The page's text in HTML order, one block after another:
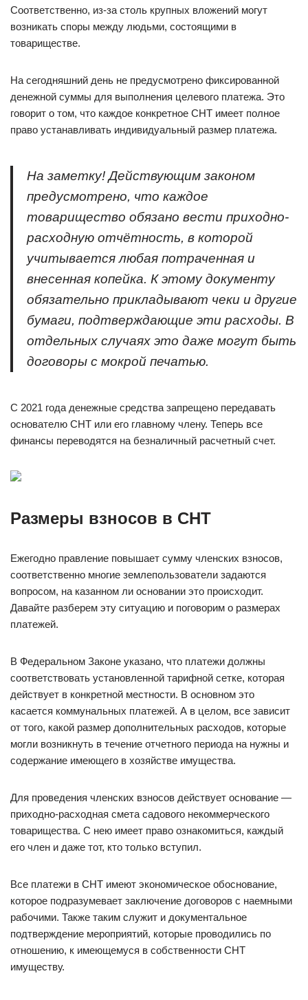
Соответственно, из-за столь крупных вложений могут
возникать споры между людьми, состоящими в
товариществе.
На сегодняшний день не предусмотрено фиксированной
денежной суммы для выполнения целевого платежа. Это
говорит о том, что каждое конкретное СНТ имеет полное
право устанавливать индивидуальный размер платежа.
На заметку! Действующим законом
предусмотрено, что каждое
товарищество обязано вести приходно-
расходную отчётность, в которой
учитывается любая потраченная и
внесенная копейка. К этому документу
обязательно прикладывают чеки и другие
бумаги, подтверждающие эти расходы. В
отдельных случаях это даже могут быть
договоры с мокрой печатью.
С 2021 года денежные средства запрещено передавать
основателю СНТ или его главному члену. Теперь все
финансы переводятся на безналичный расчетный счет.
Размеры взносов в СНТ
Ежегодно правление повышает сумму членских взносов,
соответственно многие землепользователи задаются
вопросом, на казанном ли основании это происходит.
Давайте разберем эту ситуацию и поговорим о размерах
платежей.
В Федеральном Законе указано, что платежи должны
соответствовать установленной тарифной сетке, которая
действует в конкретной местности. В основном это
касается коммунальных платежей. А в целом, все зависит
от того, какой размер дополнительных расходов, которые
могли возникнуть в течение отчетного периода на нужны и
содержание имеющего в хозяйстве имущества.
Для проведения членских взносов действует основание —
приходно-расходная смета садового некоммерческого
товарищества. С нею имеет право ознакомиться, каждый
его член и даже тот, кто только вступил.
Все платежи в СНТ имеют экономическое обоснование,
которое подразумевает заключение договоров с наемными
рабочими. Также таким служит и документальное
подтверждение мероприятий, которые проводились по
отношению, к имеющемуся в собственности СНТ
имуществу.